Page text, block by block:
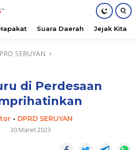
Suara Daerah Jejak Kita
SERUYAN
di Perdesaan
- DPRD SERUYAN
30 Maret 2023